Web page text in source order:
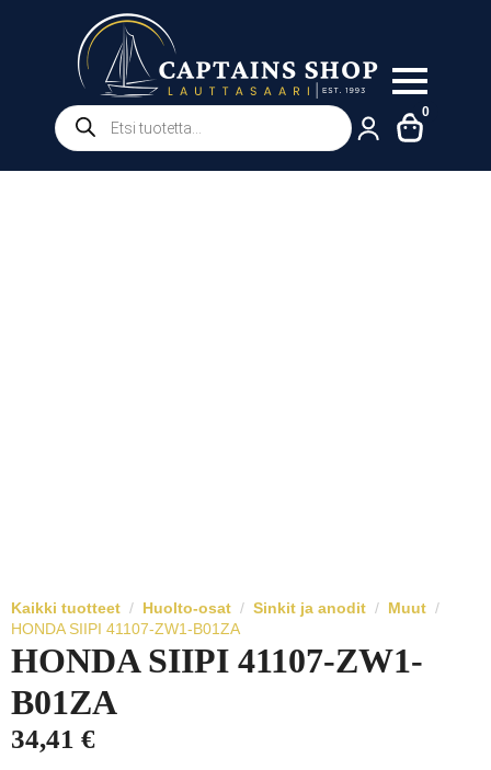
Products
search
0
Kaikki tuotteet Huolto-osat Sinkit ja anodit
Muut
HONDA SIIPI 41107-ZW1-B01ZA
HONDA SIIPI 41107-ZW1-
B01ZA
34,41 €